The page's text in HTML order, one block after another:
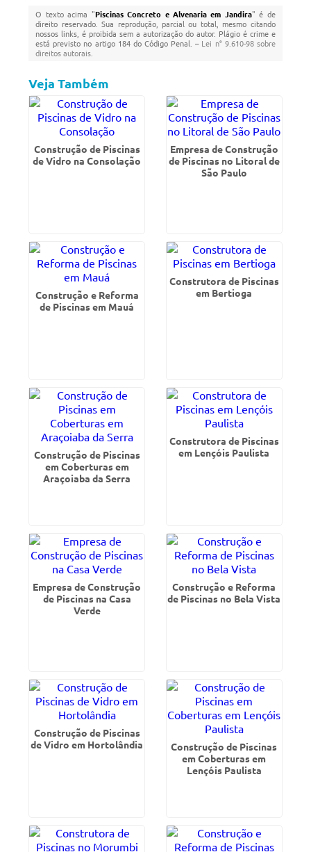
O texto acima "Piscinas Concreto e Alvenaria em Jandira" é de
direito reservado. Sua reprodução, parcial ou total, mesmo citando
nossos links, é proibida sem a autorização do autor. Plágio é crime e
está previsto no artigo 184 do Código Penal. – Lei n° 9.610-98 sobre
direitos autorais
Veja Também
Construção de Piscinas
de Vidro na Consolação
Empresa de Construção
de Piscinas no Litoral de
São Paulo
Construção e Reforma
de Piscinas em Mauá
Construtora de Piscinas
em Bertioga
Construção de Piscinas
em Coberturas em
Araçoiaba da Serra
Construtora de Piscinas
em Lençóis Paulista
Empresa de Construção
de Piscinas na Casa
Verde
Construção e Reforma
de Piscinas no Bela Vista
Construção de Piscinas
de Vidro em Hortolândia
Construção de Piscinas
em Coberturas em
Lençóis Paulista